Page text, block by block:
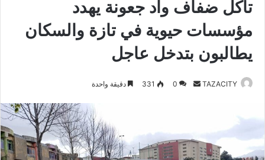
تآكل ضفاف واد جعونة يهدد
مؤسسات حيوية في تازة والسكان
يطالبون بتدخل عاجل
TAZACITY
ب
ر
0
331 دقيقة واحدة